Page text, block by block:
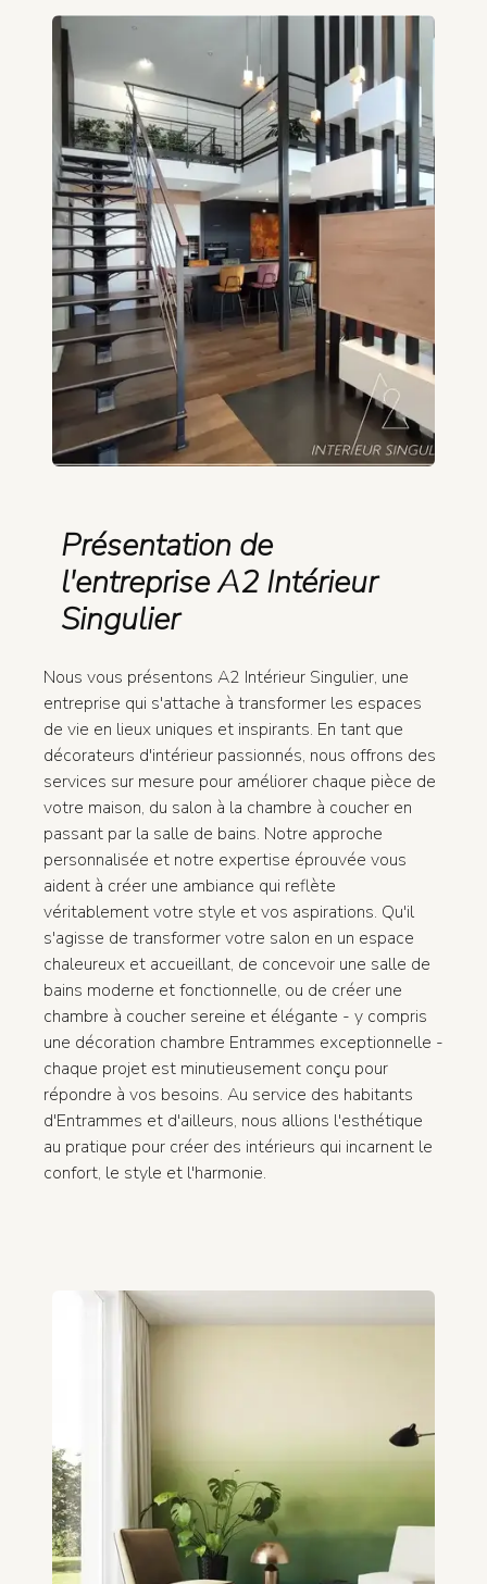
Présentation de
l'entreprise A2 Intérieur
Singulier
Nous vous présentons A2 Intérieur Singulier, une
entreprise qui s'attache à transformer les espaces
de vie en lieux uniques et inspirants. En tant que
décorateurs d'intérieur passionnés, nous offrons des
services sur mesure pour améliorer chaque pièce de
votre maison, du salon à la chambre à coucher en
passant par la salle de bains. Notre approche
personnalisée et notre expertise éprouvée vous
aident à créer une ambiance qui reflète
véritablement votre style et vos aspirations. Qu'il
s'agisse de transformer votre salon en un espace
chaleureux et accueillant, de concevoir une salle de
bains moderne et fonctionnelle, ou de créer une
chambre à coucher sereine et élégante - y compris
une décoration chambre Entrammes exceptionnelle -
chaque projet est minutieusement conçu pour
répondre à vos besoins. Au service des habitants
d'Entrammes et d'ailleurs, nous allions l'esthétique
au pratique pour créer des intérieurs qui incarnent le
confort, le style et l'harmonie.